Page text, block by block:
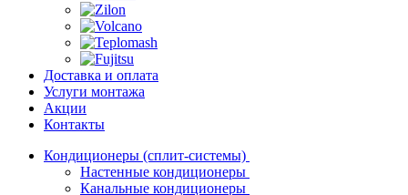
Доставка и оплата
Услуги монтажа
Акции
Контакты
Кондиционеры (сплит-системы)
Настенные кондиционеры
Канальные кондиционеры